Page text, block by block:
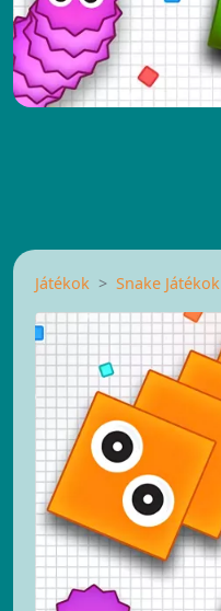
Játékok Snake Játékok